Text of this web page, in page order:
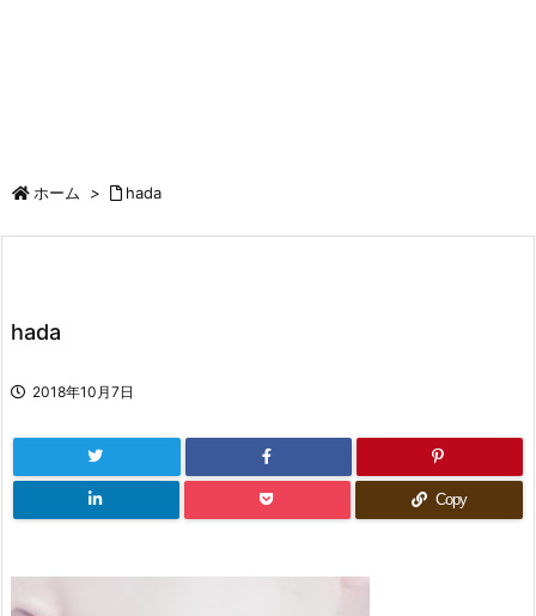
ホーム > hada
hada
2018年10月7日
Copy